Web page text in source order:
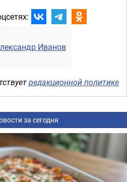
Иванов
редакционной политике
за сегодня